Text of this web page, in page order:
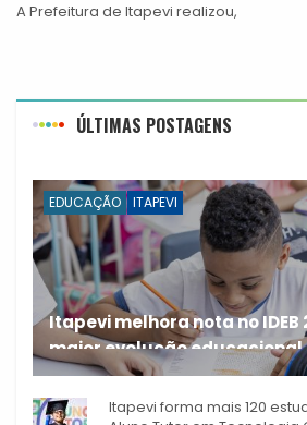
A Prefeitura de Itapevi realizou,
ÚLTIMAS POSTAGENS
EDUCAÇÃO ITAPEVI
Itapevi melhora nota no IDEB
maior evolução educacional
A rede municipal de ensino
Itapevi forma mais 120